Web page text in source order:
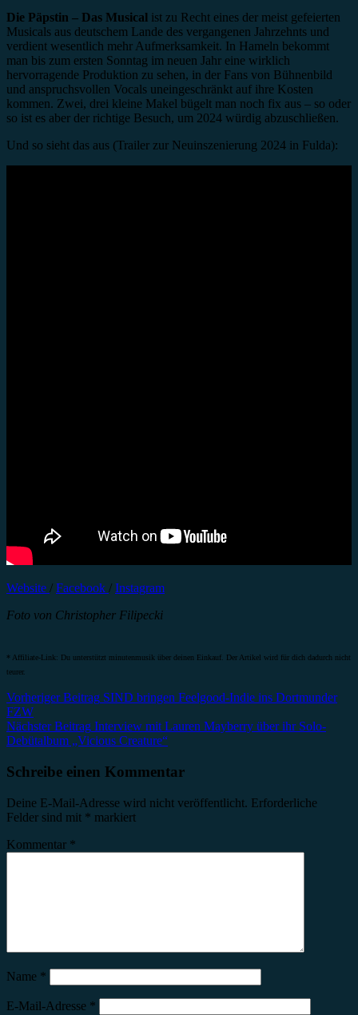
Die Päpstin – Das Musical ist zu Recht eines der meist gefeierten
Musicals aus deutschem Lande des vergangenen Jahrzehnts und
verdient wesentlich mehr Aufmerksamkeit. In Hameln bekommt
man bis zum ersten Sonntag im neuen Jahr eine wirklich
hervorragende Produktion zu sehen, in der Fans von Bühnenbild
und anspruchsvollen Vocals uneingeschränkt auf ihre Kosten
kommen. Zwei, drei kleine Makel bügelt man noch fix aus – so oder
so ist es aber der richtige Besuch, um 2024 würdig abzuschließen.
Und so sieht das aus (Trailer zur Neuinszenierung 2024 in Fulda):
Website / Facebook / Instagram
Foto von Christopher Filipecki
* Affiliate-Link: Du unterstützt minutenmusik über deinen Einkauf. Der Artikel wird für dich dadurch nicht
teurer.
Beitragsnavigation
Vorheriger Beitrag SIND bringen Feelgood-Indie ins Dortmunder
FZW
Nächster Beitrag Interview mit Lauren Mayberry über ihr Solo-
Debütalbum „Vicious Creature“
Schreibe einen Kommentar
Deine E-Mail-Adresse wird nicht veröffentlicht. Erforderliche
Felder sind mit * markiert
Kommentar *
Name *
E-Mail-Adresse *